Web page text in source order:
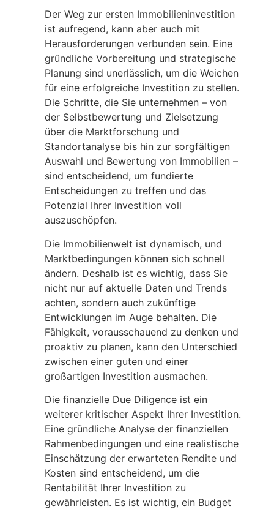
Der Weg zur ersten Immobilieninvestition
ist aufregend, kann aber auch mit
Herausforderungen verbunden sein. Eine
gründliche Vorbereitung und strategische
Planung sind unerlässlich, um die Weichen
für eine erfolgreiche Investition zu stellen.
Die Schritte, die Sie unternehmen – von
der Selbstbewertung und Zielsetzung
über die Marktforschung und
Standortanalyse bis hin zur sorgfältigen
Auswahl und Bewertung von Immobilien –
sind entscheidend, um fundierte
Entscheidungen zu treffen und das
Potenzial Ihrer Investition voll
auszuschöpfen.
Die Immobilienwelt ist dynamisch, und
Marktbedingungen können sich schnell
ändern. Deshalb ist es wichtig, dass Sie
nicht nur auf aktuelle Daten und Trends
achten, sondern auch zukünftige
Entwicklungen im Auge behalten. Die
Fähigkeit, vorausschauend zu denken und
proaktiv zu planen, kann den Unterschied
zwischen einer guten und einer
großartigen Investition ausmachen.
Die finanzielle Due Diligence ist ein
weiterer kritischer Aspekt Ihrer Investition.
Eine gründliche Analyse der finanziellen
Rahmenbedingungen und eine realistische
Einschätzung der erwarteten Rendite und
Kosten sind entscheidend, um die
Rentabilität Ihrer Investition zu
gewährleisten. Es ist wichtig, ein Budget